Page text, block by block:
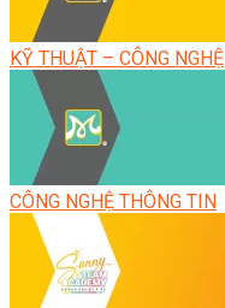
KỸ THUẬT – CÔNG NGHỆ
CÔNG NGHỆ THÔNG TIN